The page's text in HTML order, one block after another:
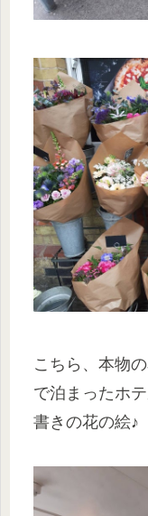
こちら、本物
で泊まったホ
書きの花の絵♪